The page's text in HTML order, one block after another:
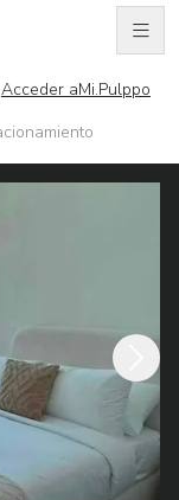
Acceder aMi.Pulppo